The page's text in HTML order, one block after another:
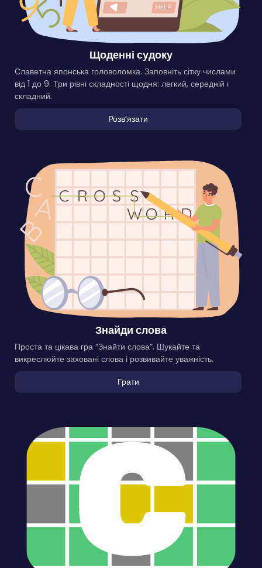
Щоденні судоку
Славетна японська головоломка. Заповніть сітку числами
від 1 до 9. Три рівні складності щодня: легкий, середній і
складний.
Розвʼязати
Знайди слова
Проста та цікава гра “Знайти слова”. Шукайте та
викреслюйте заховані слова і розвивайте уважність.
Грати